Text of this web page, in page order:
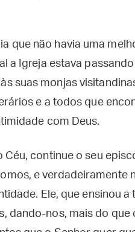
que não havia uma
a Igreja estava
suas monjas
e a todos que
com Deus.
Céu, continue o seu
e verdadeiramente
Ele, que ensinou a
dando-nos, mais do que